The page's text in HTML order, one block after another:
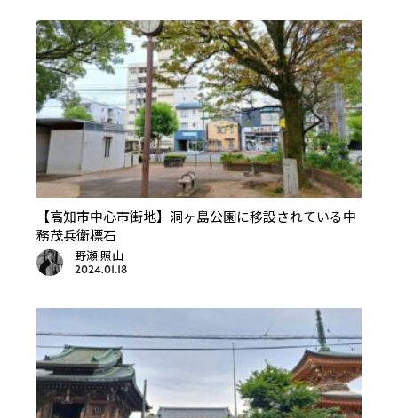
【高知市中心市街地】洞ヶ島公園に移設されている中
務茂兵衛標石
野瀬 照山
2024.01.18